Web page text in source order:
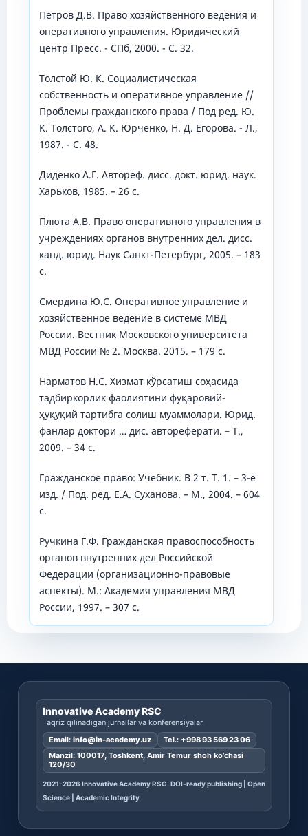
Петров Д.В. Право хозяйственного ведения и
оперативного управления. Юридический
центр Пресс. - СПб, 2000. - С. 32.
Толстой Ю. К. Социалистическая
собственность и оперативное управление //
Проблемы гражданского права / Под ред. Ю.
К. Толстого, А. К. Юрченко, Н. Д. Егорова. - Л.,
1987. - С. 48.
Диденко А.Г. Автореф. дисс. докт. юрид. наук.
Харьков, 1985. – 26 с.
Плюта А.В. Право оперативного управления в
учреждениях органов внутренних дел. дисс.
канд. юрид. Наук Санкт-Петербург, 2005. – 183
с.
Смердина Ю.С. Оперативное управление и
хозяйственное ведение в системе МВД
России. Вестник Московского университета
МВД России № 2. Москва. 2015. – 179 с.
Нарматов Н.С. Хизмат кўрсатиш соҳасида
тадбиркорлик фаолиятини фуқаровий-
ҳуқуқий тартибга солиш муаммолари. Юрид.
фанлар доктори … дис. автореферати. – Т.,
2009. – 34 с.
Гражданское право: Учебник. В 2 т. Т. 1. – 3-е
изд. / Под. ред. Е.А. Суханова. – М., 2004. – 604
с.
Ручкина Г.Ф. Гражданская правоспособность
органов внутренних дел Российской
Федерации (организационно-правовые
аспекты). М.: Академия управления МВД
России, 1997. – 307 с.
Innovative Academy RSC
Taqriz qilinadigan jurnallar va konferensiyalar.
Email: info@in-academy.uz Tel.: +998 93 569 23 06
Manzil: 100017, Toshkent, Amir Temur shoh ko’chasi
120/30
2021-2026 Innovative Academy RSC. DOI-ready publishing | Open
Science | Academic Integrity